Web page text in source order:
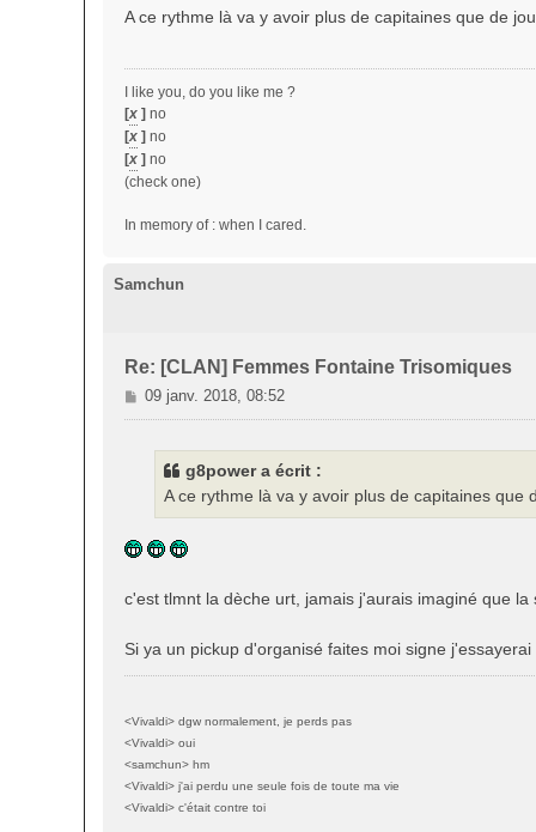
s
g
e
A ce rythme là va y avoir plus de capitaines que de
I like you, do you like me ?
[x ] no
[x ] no
[x ] no
(check one)
In memory of : when I cared.
Samchun
Re: [CLAN] Femmes Fontaine Trisomiques
M
e
09 janv. 2018, 08:52
g8power a écrit :
A ce rythme là va y avoir plus de capitaines que
c'est tlmnt la dèche urt, jamais j'aurais imaginé que
Si ya un pickup d'organisé faites moi signe
<Vivaldi> dgw normalement, je perds pas
<Vivaldi> oui
<samchun> hm
<Vivaldi> j'ai perdu une seule fois de toute ma vie
<Vivaldi> c'était contre toi